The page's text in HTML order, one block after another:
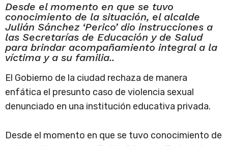
Desde el momento en que se tuvo
conocimiento de la situación, el alcalde
Julián Sánchez ‘Perico’ dio instrucciones a
las Secretarías de Educación y de Salud
para brindar acompañamiento integral a la
víctima y a su familia..
El Gobierno de la ciudad rechaza de manera
enfática el presunto caso de violencia sexual
denunciado en una institución educativa privada.
Desde el momento en que se tuvo conocimiento de